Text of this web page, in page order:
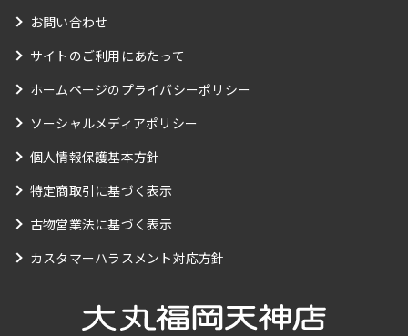
お問い合わせ
サイトのご利用にあたって
ホームページのプライバシーポリシー
ソーシャルメディアポリシー
個人情報保護基本方針
特定商取引に基づく表示
古物営業法に基づく表示
カスタマーハラスメント対応方針